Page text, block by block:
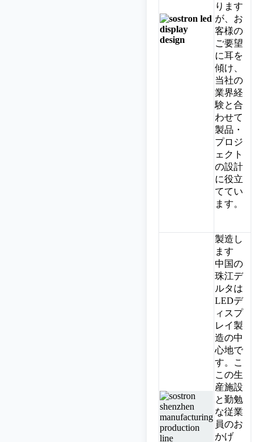
ります
が、お
客様の
ご要望
に耳を
傾け、
当社の
業界経
験と合
わせて
製品・
プロジ
ェクト
の設計
に役立
ててい
ます。
製造し
ます
中国の
珠江デ
ルタは
LEDデ
ィスプ
レイ製
造の中
心地で
す。こ
この生
産施設
と勤勉
な従業
員のお
かげ